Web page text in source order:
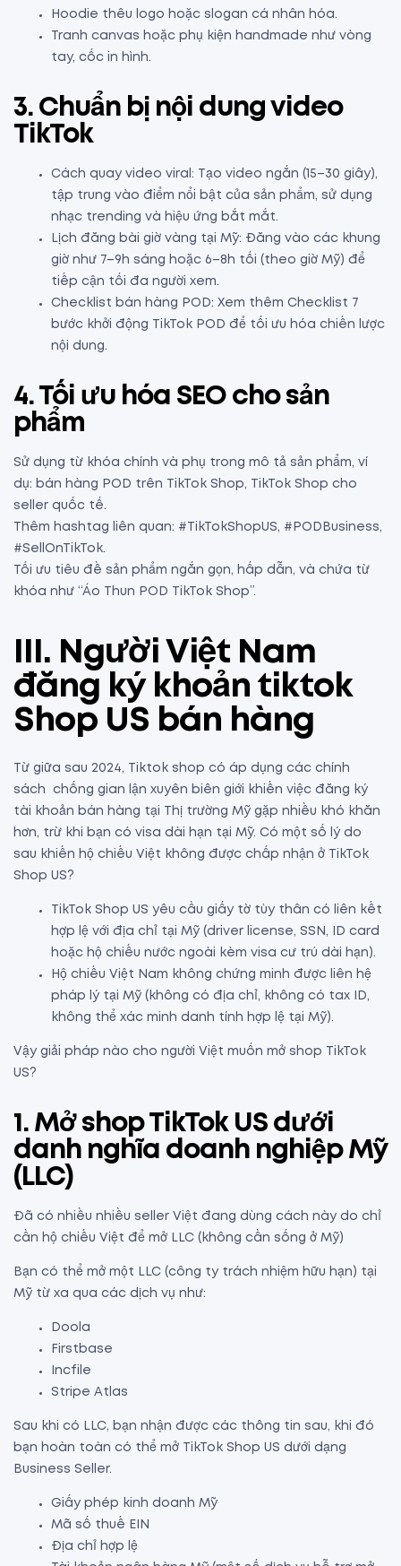
Hoodie thêu logo hoặc slogan cá nhân hóa.
Tranh canvas hoặc phụ kiện handmade như vòng
tay, cốc in hình.
3. Chuẩn bị nội dung video
TikTok
Cách quay video viral: Tạo video ngắn (15–30 giây),
tập trung vào điểm nổi bật của sản phẩm, sử dụng
nhạc trending và hiệu ứng bắt mắt.
Lịch đăng bài giờ vàng tại Mỹ: Đăng vào các khung
giờ như 7–9h sáng hoặc 6–8h tối (theo giờ Mỹ) để
tiếp cận tối đa người xem.
Checklist bán hàng POD: Xem thêm Checklist 7
bước khởi động TikTok POD để tối ưu hóa chiến lược
nội dung.
4. Tối ưu hóa SEO cho sản
phẩm
Sử dụng từ khóa chính và phụ trong mô tả sản phẩm, ví
dụ: bán hàng POD trên TikTok Shop, TikTok Shop cho
seller quốc tế.
Thêm hashtag liên quan: #TikTokShopUS, #PODBusiness,
#SellOnTikTok.
Tối ưu tiêu đề sản phẩm ngắn gọn, hấp dẫn, và chứa từ
khóa như “Áo Thun POD TikTok Shop”.
III. Người Việt Nam
đăng ký khoản tiktok
Shop US bán hàng
Từ giữa sau 2024, Tiktok shop có áp dụng các chính
sách chống gian lận xuyên biên giới khiến việc đăng ký
tài khoản bán hàng tại Thị trường Mỹ gặp nhiều khó khăn
hơn, trừ khi bạn có visa dài hạn tại Mỹ. Có một số lý do
sau khiến hộ chiếu Việt không được chấp nhận ở TikTok
Shop US?
TikTok Shop US yêu cầu giấy tờ tùy thân có liên kết
hợp lệ với địa chỉ tại Mỹ (driver license, SSN, ID card
hoặc hộ chiếu nước ngoài kèm visa cư trú dài hạn).
Hộ chiếu Việt Nam không chứng minh được liên hệ
pháp lý tại Mỹ (không có địa chỉ, không có tax ID,
không thể xác minh danh tính hợp lệ tại Mỹ).
Vậy giải pháp nào cho người Việt muốn mở shop TikTok
US?
1. Mở shop TikTok US dưới
danh nghĩa doanh nghiệp Mỹ
(LLC)
Đã có nhiều nhiều seller Việt đang dùng cách này do chỉ
cần hộ chiếu Việt để mở LLC (không cần sống ở Mỹ)
Bạn có thể mở một LLC (công ty trách nhiệm hữu hạn) tại
Mỹ từ xa qua các dịch vụ như:
Doola
Firstbase
Incfile
Stripe Atlas
Sau khi có LLC, bạn nhận được các thông tin sau, khi đó
bạn hoàn toàn có thể mở TikTok Shop US dưới dạng
Business Seller.
Giấy phép kinh doanh Mỹ
Mã số thuế EIN
Địa chỉ hợp lệ